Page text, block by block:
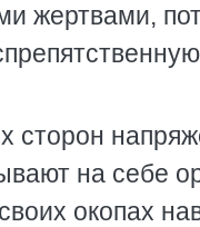
жертвами,
на себе
окопах